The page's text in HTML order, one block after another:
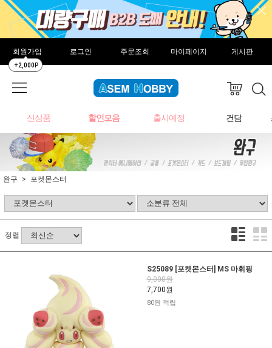
회원가입
+2,000P
로그인 주문조회 마이페이지 게시판
신상품 할인모음 출시예정 건담
완구 포켓몬스터
정렬
S25089 [포켓몬스터] MS 마휘핑
9,000원
7,700원
80원 적립